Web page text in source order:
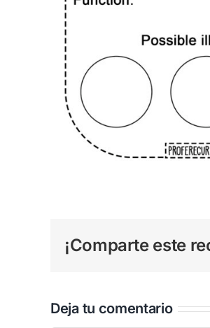
¡Comparte este
Deja tu comentario